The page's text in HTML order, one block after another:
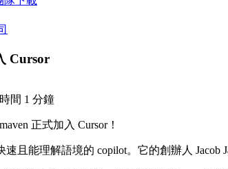
Cursor
間 1 分鐘
正式加入 Cursor！
速且能理解語境的 copilot。它的創辦人